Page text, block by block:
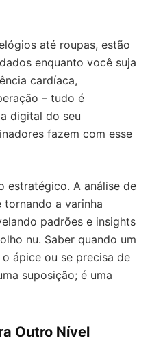
até roupas, estão
enquanto você suja
cardíaca,
– tudo é
digital do seu
fazem com esse
estratégico. A análise de
a varinha
padrões e insights
nu. Saber quando um
ápice ou se precisa de
suposição; é uma
Outro Nível